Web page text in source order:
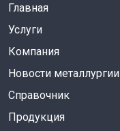
Главная
Услуги
Компания
Новости металлургии
Справочник
Продукция